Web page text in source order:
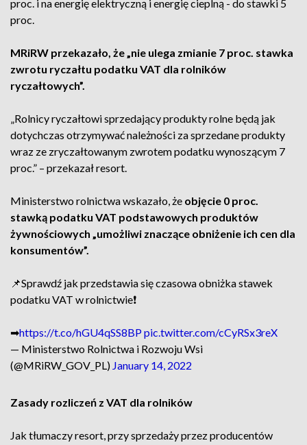
proc. i na energię elektryczną i energię cieplną - do stawki 5
proc.
MRiRW przekazało, że „nie ulega zmianie 7 proc. stawka
zwrotu ryczałtu podatku VAT dla rolników
ryczałtowych”.
„Rolnicy ryczałtowi sprzedający produkty rolne będą jak
dotychczas otrzymywać należności za sprzedane produkty
wraz ze zryczałtowanym zwrotem podatku wynoszącym 7
proc.” – przekazał resort.
Ministerstwo rolnictwa wskazało, że objęcie 0 proc.
stawką podatku VAT podstawowych produktów
żywnościowych „umożliwi znaczące obniżenie ich cen dla
konsumentów”.
📌Sprawdź jak przedstawia się czasowa obniżka stawek
podatku VAT w rolnictwie❗️
➡https://t.co/hGU4qSS8BP pic.twitter.com/cCyRSx3reX
— Ministerstwo Rolnictwa i Rozwoju Wsi
(@MRiRW_GOV_PL) January 14, 2022
Zasady rozliczeń z VAT dla rolników
Jak tłumaczy resort, przy sprzedaży przez producentów